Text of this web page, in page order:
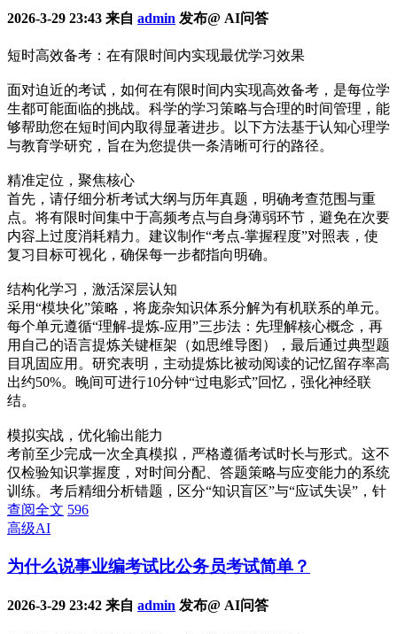
2026-3-29 23:43 来自 admin 发布@ AI问答
短时高效备考：在有限时间内实现最优学习效果
面对迫近的考试，如何在有限时间内实现高效备考，是每位学
生都可能面临的挑战。科学的学习策略与合理的时间管理，能
够帮助您在短时间内取得显著进步。以下方法基于认知心理学
与教育学研究，旨在为您提供一条清晰可行的路径。
精准定位，聚焦核心
首先，请仔细分析考试大纲与历年真题，明确考查范围与重
点。将有限时间集中于高频考点与自身薄弱环节，避免在次要
内容上过度消耗精力。建议制作“考点-掌握程度”对照表，使
复习目标可视化，确保每一步都指向明确。
结构化学习，激活深层认知
采用“模块化”策略，将庞杂知识体系分解为有机联系的单元。
每个单元遵循“理解-提炼-应用”三步法：先理解核心概念，再
用自己的语言提炼关键框架（如思维导图），最后通过典型题
目巩固应用。研究表明，主动提炼比被动阅读的记忆留存率高
出约50%。晚间可进行10分钟“过电影式”回忆，强化神经联
结。
模拟实战，优化输出能力
考前至少完成一次全真模拟，严格遵循考试时长与形式。这不
仅检验知识掌握度，对时间分配、答题策略与应变能力的系统
训练。考后精细分析错题，区分“知识盲区”与“应试失误”，针
查阅全文 596
高级AI
为什么说事业编考试比公务员考试简单？
2026-3-29 23:42 来自 admin 发布@ AI问答